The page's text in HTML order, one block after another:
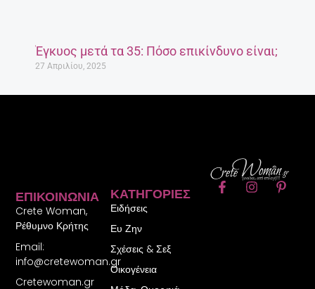
Έγκυος μετά τα 35: Πόσο επικίνδυνο είναι;
27 Απριλίου, 2025
F
a
I
P
ΚΑΤΗΓΟΡΊΕΣ
Ειδήσεις
Ευ Ζην
Σχέσεις & Σεξ
Οικογένεια
ΕΠΙΚΟΙΝΩΝΊΑ
Crete Woman,
Ρέθυμνο Κρήτης
Email:
info@cretewoman.gr
Cretewoman.gr